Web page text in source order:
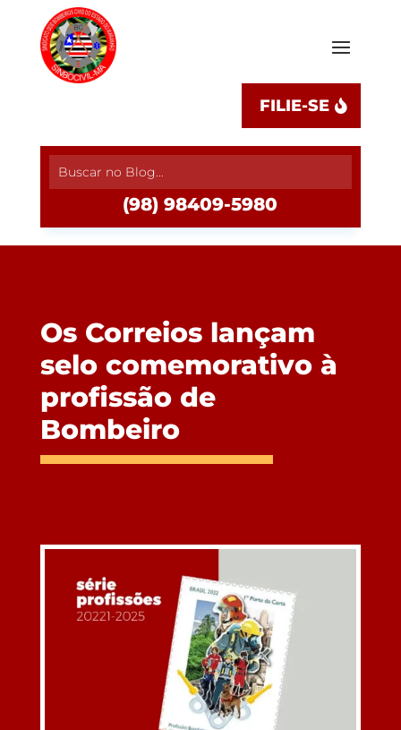
FILIE-SE
(98) 98409-5980
Os Correios lançam
selo comemorativo à
profissão de
Bombeiro